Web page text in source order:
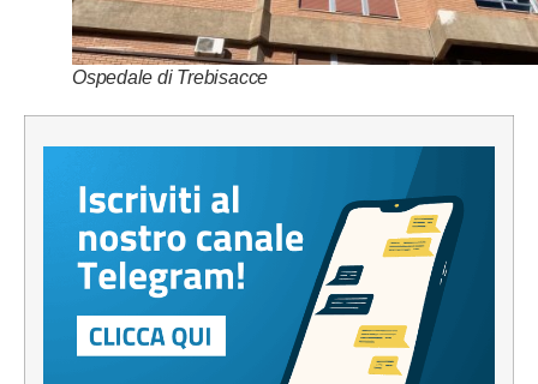
Ospedale di Trebisacce